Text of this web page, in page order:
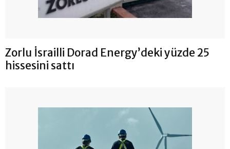
Zorlu İsrailli Dorad Energy’deki yüzde 25
hissesini sattı